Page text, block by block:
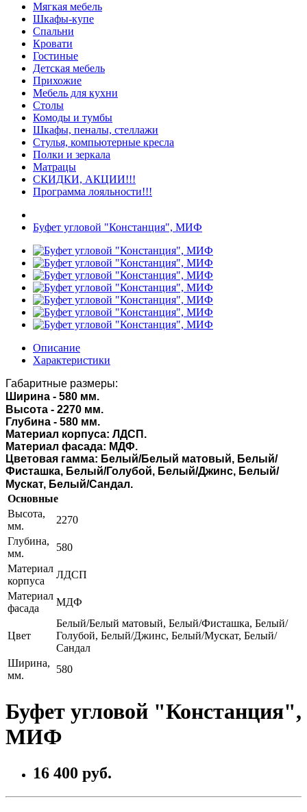
Мягкая мебель
Шкафы-купе
Спальни
Кровати
Гостиные
Детская мебель
Прихожие
Мебель для кухни
Столы
Комоды и тумбы
Шкафы, пеналы, стеллажи
Стулья, компьютерные кресла
Полки и зеркала
Матрацы
СКИДКИ, АКЦИИ!!!
Программа лояльности!!!
Буфет угловой "Констанция", МИФ
Описание
Характеристики
Габаритные размеры:
Ширина - 580 мм.
Высота - 2270 мм.
Глубина - 580 мм.
Материал корпуса: ЛДСП.
Материал фасада: МДФ.
Цветовая гамма: Белый/Белый матовый, Белый/
Фисташка, Белый/Голубой, Белый/Джинс, Белый/
Мускат, Белый/Сандал.
Основные
Высота,
мм.
2270
Глубина,
мм.
580
Материал
корпуса
ЛДСП
Материал
фасада
МДФ
Цвет
Белый/Белый матовый, Белый/Фисташка, Белый/
Голубой, Белый/Джинс, Белый/Мускат, Белый/
Сандал
Ширина,
мм.
580
Буфет угловой "Констанция",
МИФ
16 400 руб.